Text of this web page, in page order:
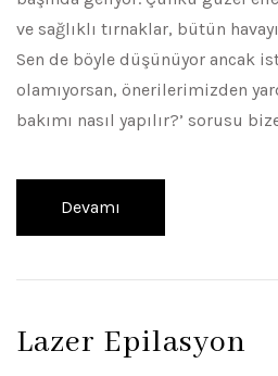
ve sağlıklı tırnaklar, bütün
Sen de böyle düşünüyor ancak
olamıyorsan, önerilerimizden
bakımı nasıl yapılır?’ sorusu
Devamı
Lazer Epilasyon